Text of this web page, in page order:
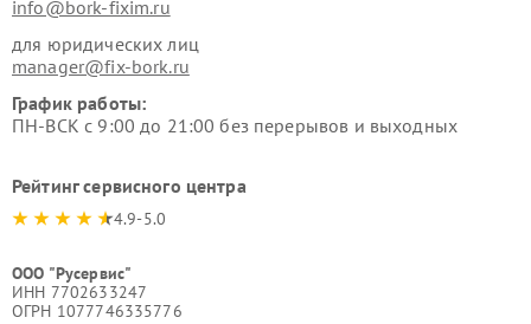
info@bork-fixim.ru
для юридических лиц
manager@fix-bork.ru
График работы:
ПН-ВСК с 9:00 до 21:00 без перерывов и выходных
Рейтинг сервисного центра
4.9-5.0
ООО "Русервис"
ИНН 7702633247
ОГРН 1077746335776